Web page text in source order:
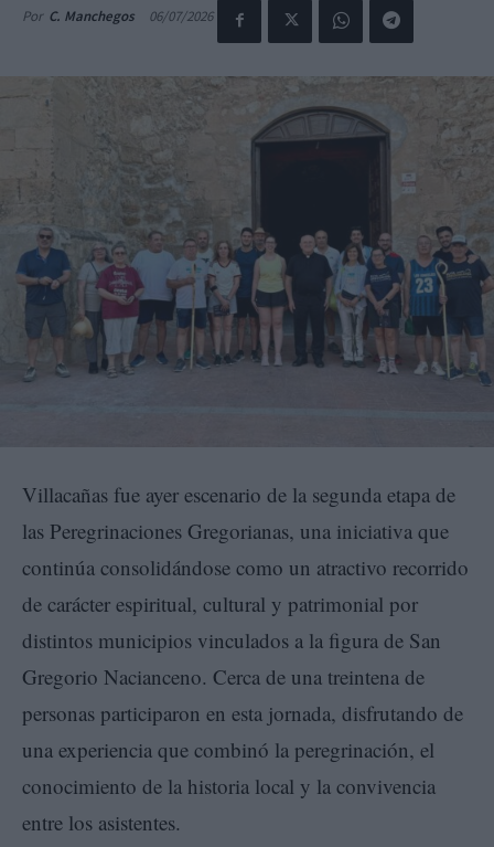
Por C. Manchegos 06/07/2026
Villacañas fue ayer escenario de la segunda etapa de
las Peregrinaciones Gregorianas, una iniciativa que
continúa consolidándose como un atractivo recorrido
de carácter espiritual, cultural y patrimonial por
distintos municipios vinculados a la figura de San
Gregorio Nacianceno. Cerca de una treintena de
personas participaron en esta jornada, disfrutando de
una experiencia que combinó la peregrinación, el
conocimiento de la historia local y la convivencia
entre los asistentes.